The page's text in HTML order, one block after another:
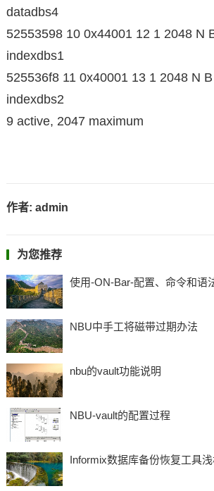
datadbs4
52553598 10 0x44001 12 1 2048 N
indexdbs1
525536f8 11 0x40001 13 1 2048 N
indexdbs2
9 active, 2047 maximum
作者: admin
为您推荐
使用-ON-Bar-配置、命令和语
NBU中手工将磁带过期办法
nbu的vault功能说明
NBU-vault的配置过程
Informix数据库备份恢复工具